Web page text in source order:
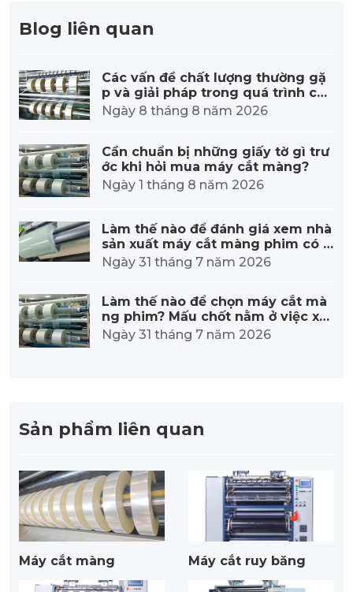
Blog liên quan
Các vấn đề chất lượng thường gặ
p và giải pháp trong quá trình cắt
màng
Ngày 8 tháng 8 năm 2026
Cần chuẩn bị những giấy tờ gì trư
ớc khi hỏi mua máy cắt màng?
Ngày 1 tháng 8 năm 2026
Làm thế nào để đánh giá xem nhà
sản xuất máy cắt màng phim có đ
áng tin cậy hay không?
Ngày 31 tháng 7 năm 2026
Làm thế nào để chọn máy cắt mà
ng phim? Mấu chốt nằm ở việc xe
m xét năm điểm sau:
Ngày 31 tháng 7 năm 2026
Sản phẩm liên quan
Máy cắt màng Máy cắt ruy băng